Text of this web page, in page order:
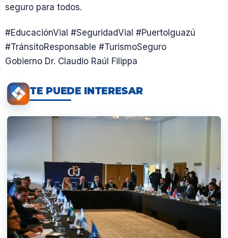
seguro para todos.
#EducaciónVial #SeguridadVial #PuertoIguazú
#TránsitoResponsable #TurismoSeguro
Gobierno Dr. Claudio Raúl Filippa
TE PUEDE INTERESAR